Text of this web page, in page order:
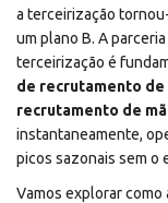
a terceirização
um plano B. A
terceirização é
de recrutamento de
recrutamento de
instantaneamente,
picos sazonais sem o
Vamos explorar como